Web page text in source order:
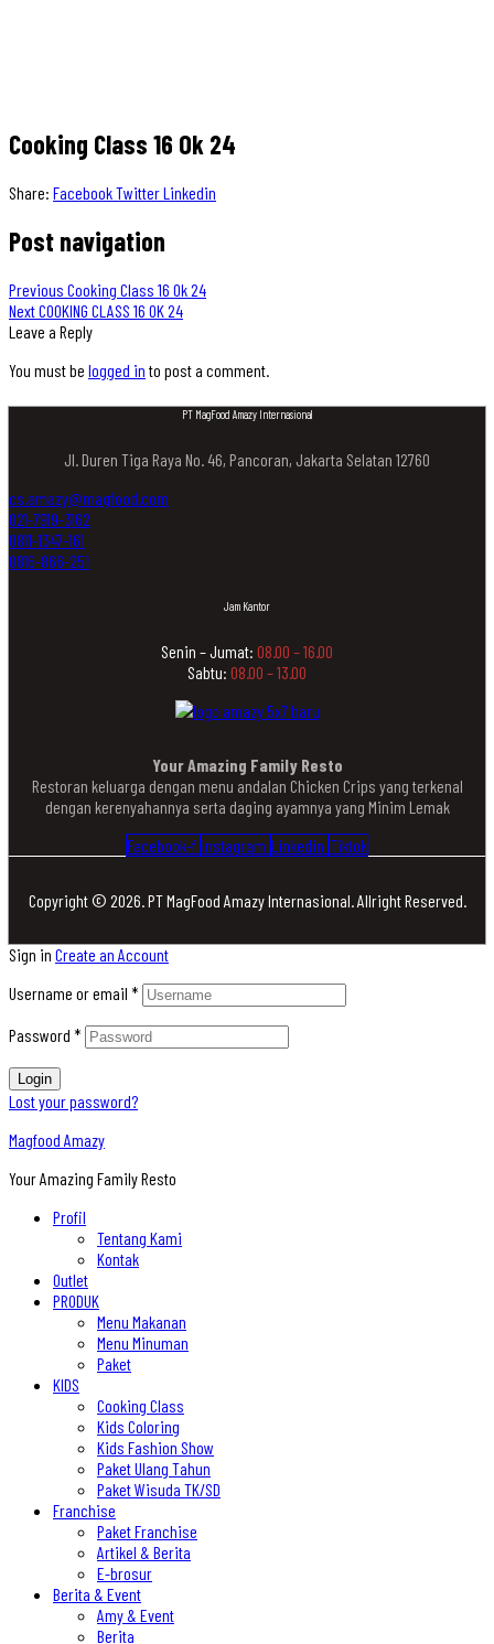
Cooking Class 16 Ok 24
Share: FacebookTwitterLinkedin
Post navigation
Previous Cooking Class 16 Ok 24
NextCOOKING CLASS 16 OK 24
Leave a Reply
You must be logged in to post a comment.
PT MagFood Amazy Internasional
Jl. Duren Tiga Raya No. 46, Pancoran, Jakarta Selatan 12760
cs.amazy@magfood.com
021-7919-3162
0811-1347-161
0816-866-251
Jam Kantor
Senin – Jumat: 08.00 – 16.00
Sabtu: 08.00 – 13.00
Your Amazing Family Resto
Restoran keluarga dengan menu andalan Chicken Crips yang terkenal
dengan kerenyahannya serta daging ayamnya yang Minim Lemak
Facebook-f Instagram Linkedin Tiktok
Copyright © 2026. PT MagFood Amazy Internasional. Allright Reserved.
Sign in Create an Account
Username or email *
Password *
Login
Lost your password?
Magfood Amazy
Your Amazing Family Resto
Profil
Tentang Kami
Kontak
Outlet
PRODUK
Menu Makanan
Menu Minuman
Paket
KIDS
Cooking Class
Kids Coloring
Kids Fashion Show
Paket Ulang Tahun
Paket Wisuda TK/SD
Franchise
Paket Franchise
Artikel & Berita
E-brosur
Berita & Event
Amy & Event
Berita